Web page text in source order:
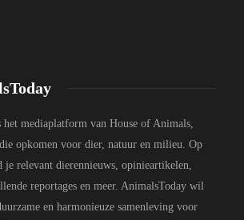
mediaplatform van House of Animals,
opkomen voor dier, natuur en milieu. Op
relevant dierennieuws, opinieartikelen,
reportages en meer. AnimalsToday wil
en harmonieuze samenleving voor